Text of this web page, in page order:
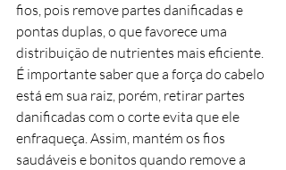
fios, pois remove partes danificadas e
pontas duplas, o que favorece uma
distribuição de nutrientes mais eficiente.
É importante saber que a força do cabelo
está em sua raiz, porém, retirar partes
danificadas com o corte evita que ele
enfraqueça. Assim, mantém os fios
saudáveis e bonitos quando remove a